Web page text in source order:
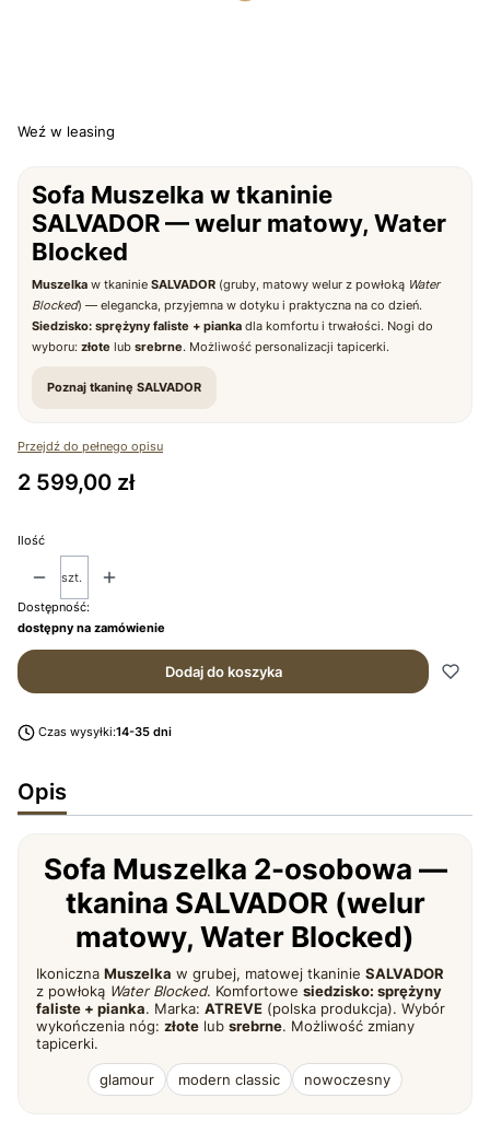
Weź w leasing
Sofa Muszelka w tkaninie
SALVADOR — welur matowy, Water
Blocked
Muszelka w tkaninie SALVADOR (gruby, matowy welur z powłoką Water
Blocked) — elegancka, przyjemna w dotyku i praktyczna na co dzień.
Siedzisko: sprężyny faliste + pianka dla komfortu i trwałości. Nogi do
wyboru: złote lub srebrne. Możliwość personalizacji tapicerki.
Poznaj tkaninę SALVADOR
Przejdź do pełnego opisu
Cena
2 599,00 zł
Ilość
szt.
Dostępność:
dostępny na zamówienie
Dodaj do koszyka
Czas wysyłki:14-35 dni
Opis
Sofa Muszelka 2-osobowa —
tkanina SALVADOR (welur
matowy, Water Blocked)
Ikoniczna Muszelka w grubej, matowej tkaninie SALVADOR
z powłoką Water Blocked. Komfortowe siedzisko: sprężyny
faliste + pianka. Marka: ATREVE (polska produkcja). Wybór
wykończenia nóg: złote lub srebrne. Możliwość zmiany
tapicerki.
glamour modern classic nowoczesny